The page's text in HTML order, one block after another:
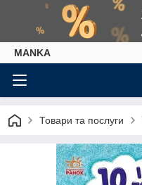
МАNKА
Товари та послуги